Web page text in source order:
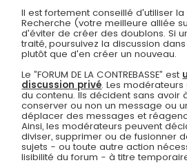
Il est fortement conseillé d'utiliser la
Recherche (votre meilleure alliée
d'éviter de créer des doublons. Si
traité, poursuivez la discussion
plutôt que d'en créer un nouveau.
Le ”FORUM DE LA CONTREBASSE” est
discussion privé. Les
du contenu. Ils décident sans avoir
conserver ou non un message ou
déplacer des messages et
Ainsi, les modérateurs peuvent
diviser, supprimer ou de fusionner
sujets - ou toute autre action
lisibilité du forum - à titre